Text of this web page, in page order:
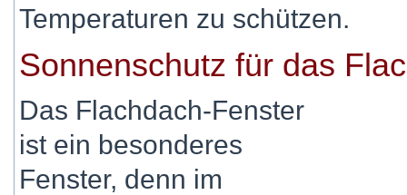
Temperaturen zu schützen.
Sonnenschutz für das
Das Flachdach-Fenster
ist ein besonderes
Fenster, denn im